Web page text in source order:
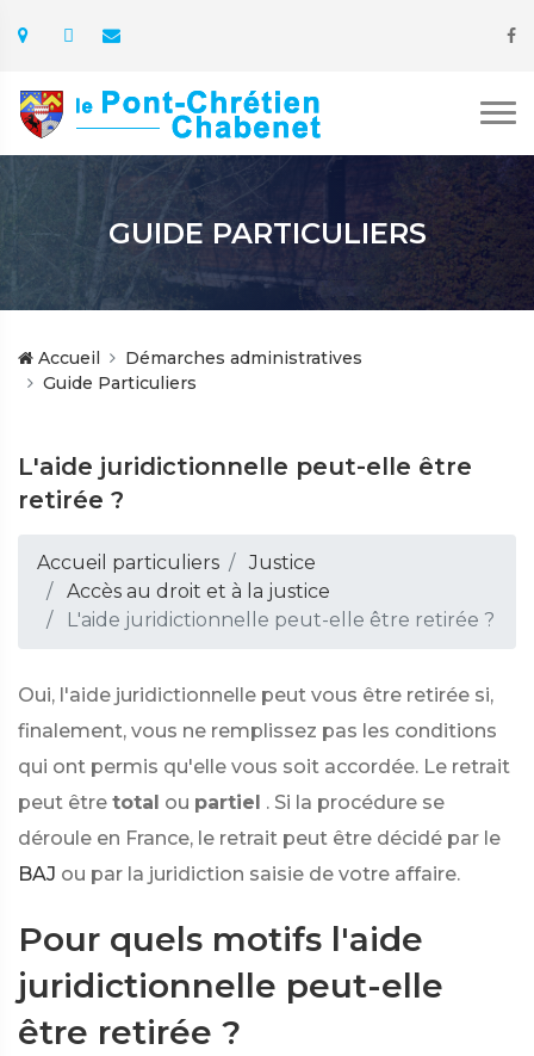
GUIDE PARTICULIERS
Accueil
Démarches administratives
Guide Particuliers
L'aide juridictionnelle peut-elle être
retirée ?
Accueil particuliers
Justice
Accès au droit et à la justice
L'aide juridictionnelle peut-elle être retirée ?
Oui, l'aide juridictionnelle peut vous être retirée si,
finalement, vous ne remplissez pas les conditions
qui ont permis qu'elle vous soit accordée. Le retrait
peut être total ou partiel . Si la procédure se
déroule en France, le retrait peut être décidé par le
BAJ ou par la juridiction saisie de votre affaire.
Pour quels motifs l'aide
juridictionnelle peut-elle
être retirée ?